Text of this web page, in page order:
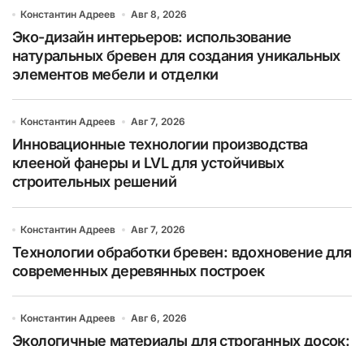
Константин Адреев Авг 8, 2026
Эко-дизайн интерьеров: использование
натуральных бревен для создания уникальных
элементов мебели и отделки
Константин Адреев Авг 7, 2026
Инновационные технологии производства
клееной фанеры и LVL для устойчивых
строительных решений
Константин Адреев Авг 7, 2026
Технологии обработки бревен: вдохновение для
современных деревянных построек
Константин Адреев Авг 6, 2026
Экологичные материалы для строганных досок: